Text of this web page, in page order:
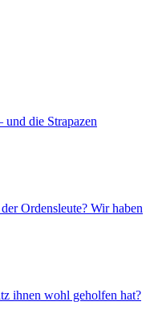
die Strapazen
Ordensleute? Wir haben
ihnen wohl geholfen hat?